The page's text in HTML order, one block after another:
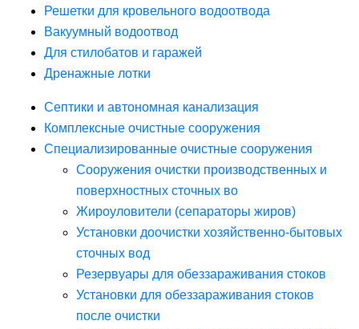
Решетки для кровельного водоотвода
Вакуумный водоотвод
Для стилобатов и гаражей
Дренажные лотки
Септики и автономная канализация
Комплексные очистные сооружения
Специализированные очистные сооружения
Сооружения очистки производственных и
поверхностных сточных во
Жироуловители (сепараторы жиров)
Установки доочистки хозяйственно-бытовых
сточных вод
Резервуары для обеззараживания стоков
Установки для обеззараживания стоков
после очистки